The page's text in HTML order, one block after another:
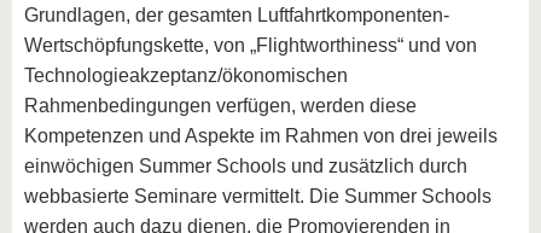
Grundlagen, der gesamten Luftfahrtkomponenten-
Wertschöpfungskette, von „Flightworthiness“ und von
Technologieakzeptanz/ökonomischen
Rahmenbedingungen verfügen, werden diese
Kompetenzen und Aspekte im Rahmen von drei jeweils
einwöchigen Summer Schools und zusätzlich durch
webbasierte Seminare vermittelt. Die Summer Schools
werden auch dazu dienen, die Promovierenden in